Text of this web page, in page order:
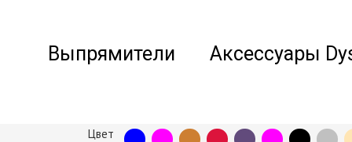
Выпрямители Аксессуары
Цвет